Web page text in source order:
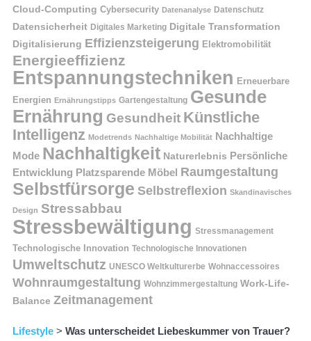
Cloud-Computing Cybersecurity Datenanalyse Datenschutz
Datensicherheit Digitales Marketing Digitale Transformation
Digitalisierung Effizienzsteigerung Elektromobilität
Energieeffizienz
Entspannungstechniken Erneuerbare
Energien Ernährungstipps Gartengestaltung Gesunde
Ernährung Gesundheit Künstliche
Intelligenz Modetrends Nachhaltige Mobilität Nachhaltige
Mode Nachhaltigkeit Naturerlebnis Persönliche
Entwicklung Platzsparende Möbel Raumgestaltung
Selbstfürsorge Selbstreflexion Skandinavisches
Design Stressabbau
Stressbewältigung Stressmanagement
Technologische Innovation Technologische Innovationen
Umweltschutz UNESCO Weltkulturerbe Wohnaccessoires
Wohnraumgestaltung Wohnzimmergestaltung Work-Life-
Balance Zeitmanagement
Lifestyle > Was unterscheidet Liebeskummer von Trauer?